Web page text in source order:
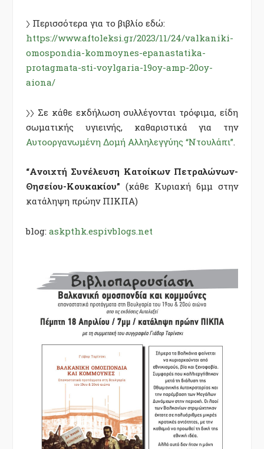
〉 Περισσότερα για το βιβλίο εδώ:
https://www.aftoleksi.gr/2023/11/24/valkaniki-
omospondia-kommoynes-epanastatika-
protagmata-sti-voylgaria-19oy-amp-20oy-
aiona/
〉〉 Σε κάθε εκδήλωση συλλέγονται τρόφιμα, είδη
σωματικής υγιεινής, καθαριστικά για την
Αυτοοργανωμένη Δομή Αλληλεγγύης “Ντουλάπι”
“Ανοιχτή Συνέλευση Κατοίκων Πετραλώνων-
Θησείου-Κουκακίου” (κάθε Κυριακή 6µµ στην
κατάληψη πρώην ΠΙΚΠΑ)
blog: askpthk.espivblogs.net